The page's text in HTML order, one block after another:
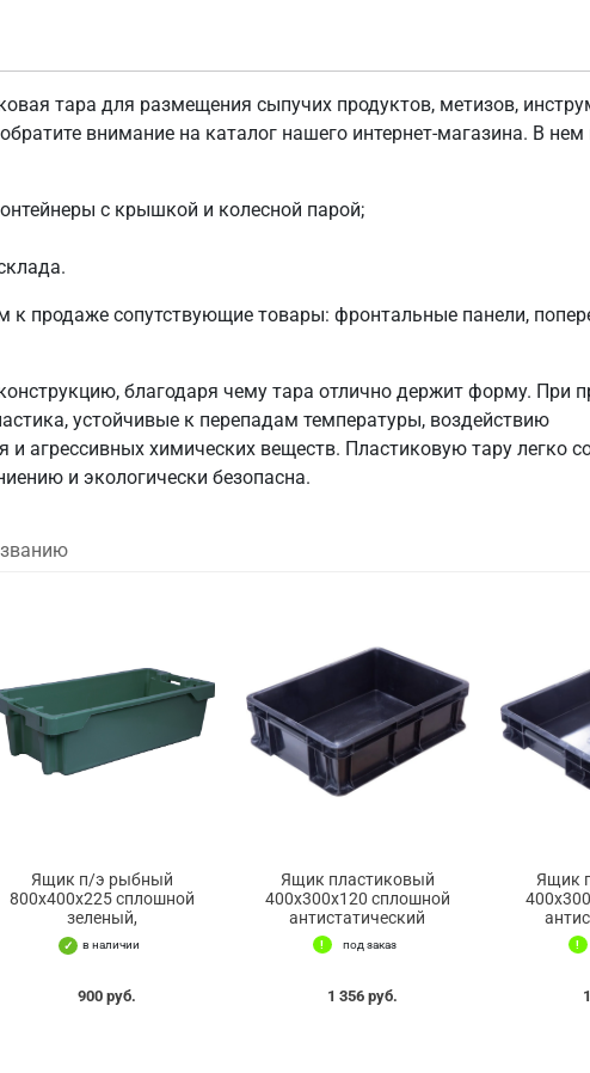
тара для размещения сыпучих продуктов, метизов,
внимание на каталог нашего интернет-магазина. В
с крышкой и колесной парой;
к продаже сопутствующие товары: фронтальные панели,
благодаря чему тара отлично держит форму. При
устойчивые к перепадам температуры, воздействию
и агрессивных химических веществ. Пластиковую тару легко
и экологически безопасна.
Ящик п/э рыбный
800х400х225 сплошной
зеленый,
в наличии
900 руб.
Ящик пластиковый
400x300x120 сплошной
антистатический
под заказ
1 356 руб.
Ящик